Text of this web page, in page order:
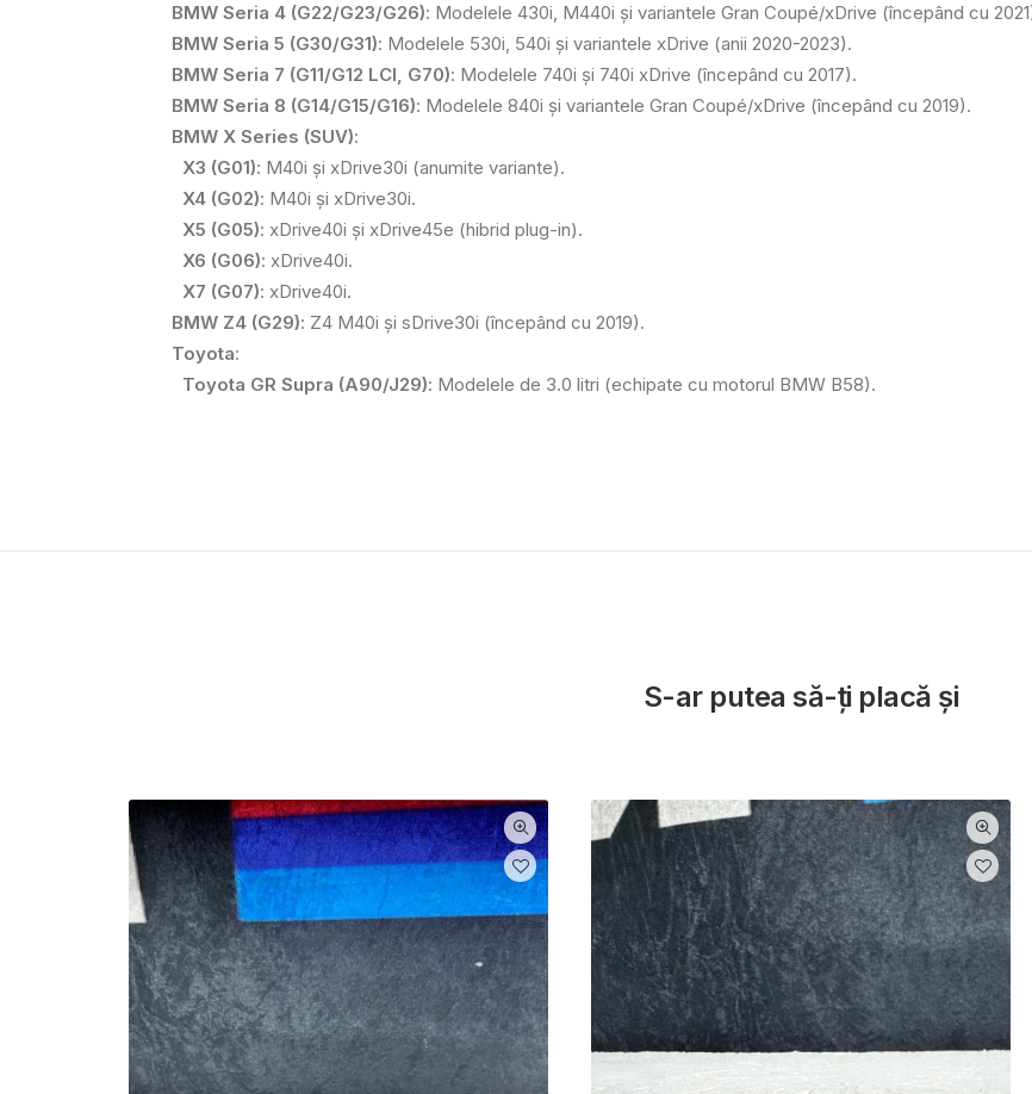
BMW Seria 4 (G22/G23/G26): Modelele 430i, M440i și variantele Gran Coupé/xDrive (începând cu
BMW Seria 5 (G30/G31): Modelele 530i, 540i și variantele xDrive (anii 2020-2023).
BMW Seria 7 (G11/G12 LCI, G70): Modelele 740i și 740i xDrive (începând cu 2017).
BMW Seria 8 (G14/G15/G16): Modelele 840i și variantele Gran Coupé/xDrive (începând cu 2019).
BMW X Series (SUV):
X3 (G01): M40i și xDrive30i (anumite variante).
X4 (G02): M40i și xDrive30i.
X5 (G05): xDrive40i și xDrive45e (hibrid plug-in).
X6 (G06): xDrive40i.
X7 (G07): xDrive40i.
BMW Z4 (G29): Z4 M40i și sDrive30i (începând cu 2019).
Toyota:
Toyota GR Supra (A90/J29): Modelele de 3.0 litri (echipate cu motorul BMW B58).
S-ar putea să-ți placă și